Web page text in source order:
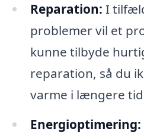
Reparation: I
problemer vil et
kunne tilbyde
reparation, så du
varme i længere
Energioptimering: